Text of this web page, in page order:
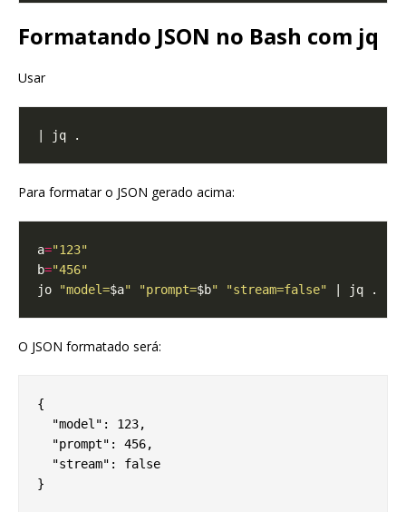
Formatando JSON no Bash com jq
Usar
Para formatar o JSON gerado acima:
a="123"
b="456"
jo
"model=$a" "prompt=$b" "stream=false"
O JSON formatado será:
{
  "model": 123,
  "prompt": 456,
  "stream": false